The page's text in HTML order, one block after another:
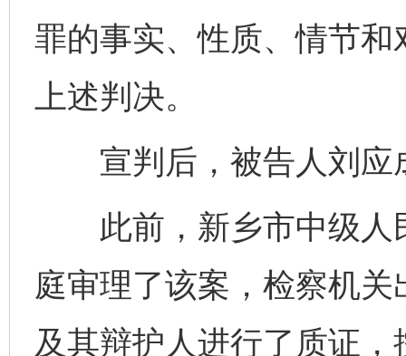
罪的事实、性质、情节
上述判决。
宣判后，被告人刘应
此前，新乡市中级人
庭审理了该案，检察机
及其辩护人进行了质证